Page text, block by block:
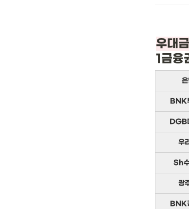
1금융
BNK
DGB
우
Sh
광
BNK